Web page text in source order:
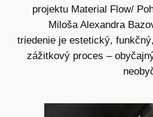
projektu Material Flow/
Miloša Alexandra
triedenie je estetický,
zážitkový proces –